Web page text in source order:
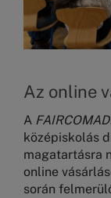
Az online
A
középiskolás
magatartásra
online
során